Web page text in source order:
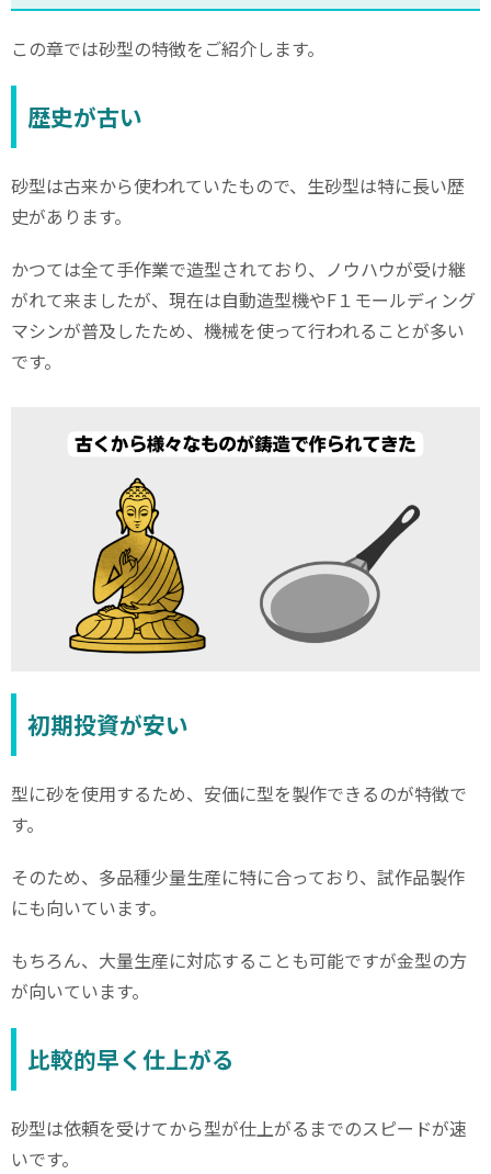
この章では砂型の特徴をご紹介します。
歴史が古い
砂型は古来から使われていたもので、生砂型は特に長い歴
史があります。
かつては全て手作業で造型されており、ノウハウが受け継
がれて来ましたが、現在は自動造型機やF１モールディング
マシンが普及したため、機械を使って行われることが多い
です。
初期投資が安い
型に砂を使用するため、安価に型を製作できるのが特徴で
す。
そのため、多品種少量生産に特に合っており、試作品製作
にも向いています。
もちろん、大量生産に対応することも可能ですが金型の方
が向いています。
比較的早く仕上がる
砂型は依頼を受けてから型が仕上がるまでのスピードが速
いです。